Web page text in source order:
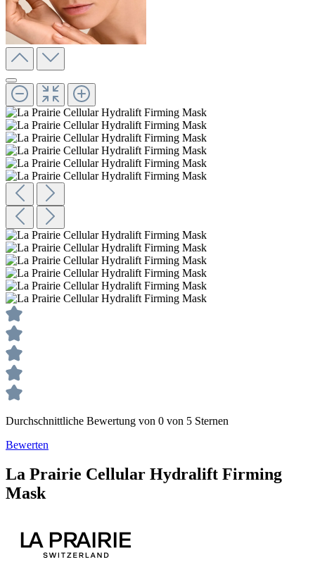
Durchschnittliche Bewertung von 0 von 5 Sternen
Bewerten
La Prairie Cellular Hydralift Firming
Mask